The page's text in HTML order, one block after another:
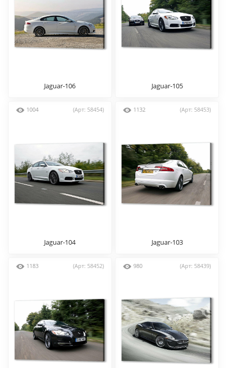
Jaguar-106 Jaguar-105
1004 (Арт: 58454)
Jaguar-104
1132 (Арт: 58453)
Jaguar-103
1183 (Арт: 58452) 980 (Арт: 58439)